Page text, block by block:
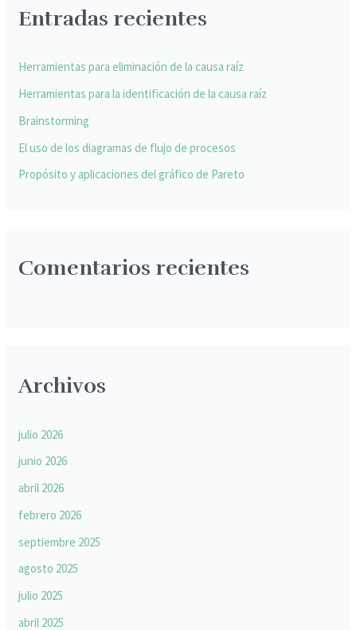
a
p
o
r
Entradas recientes
Herramientas para eliminación de la causa raíz
Herramientas para la identificación de la causa raíz
Brainstorming
El uso de los diagramas de flujo de procesos
Propósito y aplicaciones del gráfico de Pareto
Comentarios recientes
Archivos
julio 2026
junio 2026
abril 2026
febrero 2026
septiembre 2025
agosto 2025
julio 2025
abril 2025